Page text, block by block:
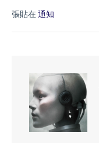
張貼在通知